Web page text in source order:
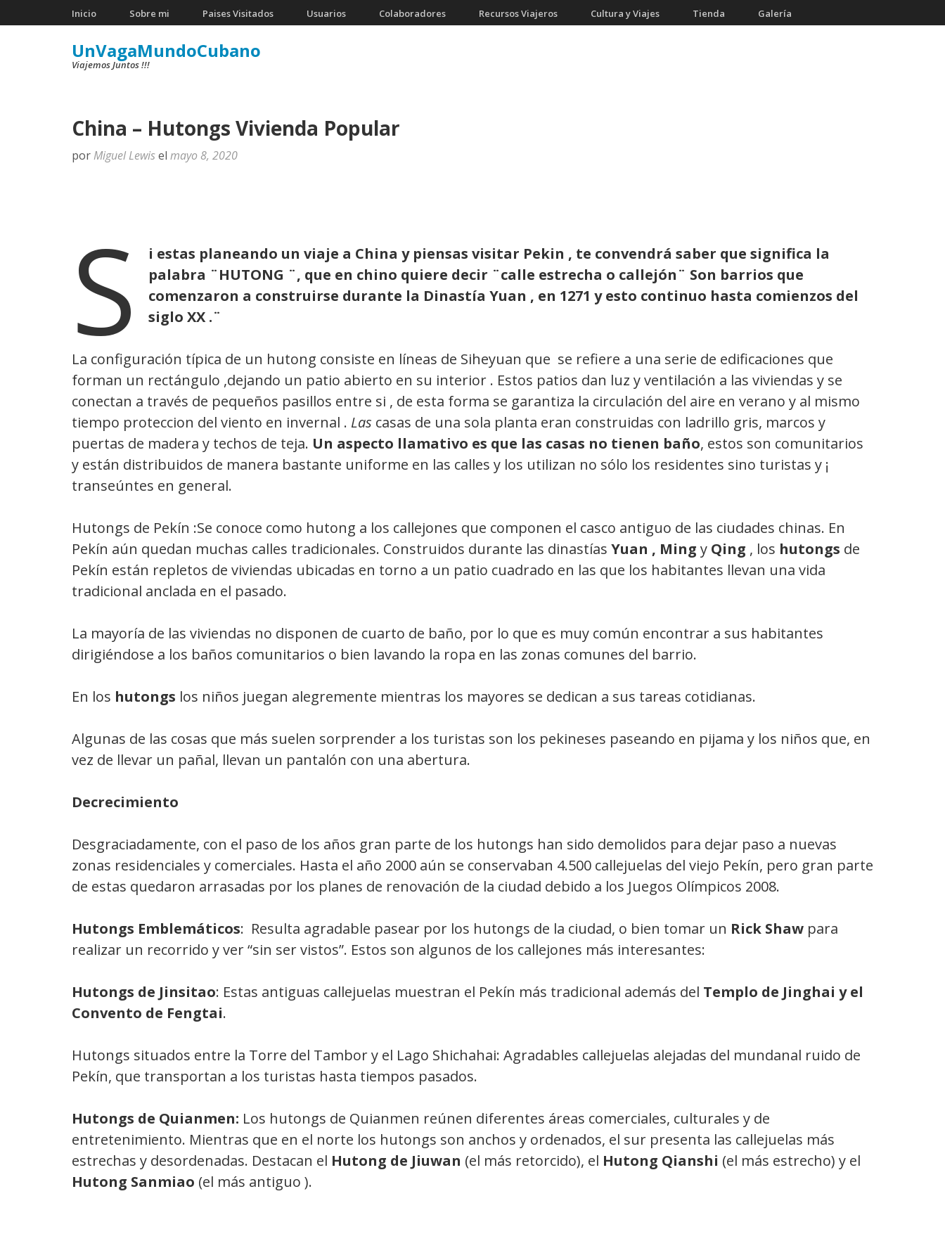
al
Inicio Sobre mi Paises Visitados Usuarios Colaboradores Recursos Viajeros Cultura y Viajes Tienda Galería
UnVagaMundoCubano
Viajemos Juntos !!!
China – Hutongs Vivienda Popular
porMiguel Lewisel mayo 8, 2020
S
i estas planeando un viaje a China y piensas visitar Pekin , te convendrá saber que significa la
palabra ¨HUTONG ¨, que en chino quiere decir ¨calle estrecha o callejón¨ Son barrios que
comenzaron a construirse durante la Dinastía Yuan , en 1271 y esto continuo hasta comienzos del
siglo XX .¨
La configuración típica de un hutong consiste en líneas de Siheyuan que se refiere a una serie de edificaciones que
forman un rectángulo ,dejando un patio abierto en su interior . Estos patios dan luz y ventilación a las viviendas y se
conectan a través de pequeños pasillos entre si , de esta forma se garantiza la circulación del aire en verano y al mismo
tiempo proteccion del viento en invernal . Las casas de una sola planta eran construidas con ladrillo gris, marcos y
puertas de madera y techos de teja. Un aspecto llamativo es que las casas no tienen baño, estos son comunitarios
y están distribuidos de manera bastante uniforme en las calles y los utilizan no sólo los residentes sino turistas y ¡
transeúntes en general.
Hutongs de Pekín :Se conoce como hutong a los callejones que componen el casco antiguo de las ciudades chinas. En
Pekín aún quedan muchas calles tradicionales. Construidos durante las dinastías Yuan , Ming y Qing , los hutongs de
Pekín están repletos de viviendas ubicadas en torno a un patio cuadrado en las que los habitantes llevan una vida
tradicional anclada en el pasado.
La mayoría de las viviendas no disponen de cuarto de baño, por lo que es muy común encontrar a sus habitantes
dirigiéndose a los baños comunitarios o bien lavando la ropa en las zonas comunes del barrio.
En los hutongs los niños juegan alegremente mientras los mayores se dedican a sus tareas cotidianas.
Algunas de las cosas que más suelen sorprender a los turistas son los pekineses paseando en pijama y los niños que, en
vez de llevar un pañal, llevan un pantalón con una abertura.
Decrecimiento
Desgraciadamente, con el paso de los años gran parte de los hutongs han sido demolidos para dejar paso a nuevas
zonas residenciales y comerciales. Hasta el año 2000 aún se conservaban 4.500 callejuelas del viejo Pekín, pero gran parte
de estas quedaron arrasadas por los planes de renovación de la ciudad debido a los Juegos Olímpicos 2008.
Hutongs Emblemáticos: Resulta agradable pasear por los hutongs de la ciudad, o bien tomar un Rick Shaw para
realizar un recorrido y ver “sin ser vistos”. Estos son algunos de los callejones más interesantes:
Hutongs de Jinsitao: Estas antiguas callejuelas muestran el Pekín más tradicional además del Templo de Jinghai y el
Convento de Fengtai.
Hutongs situados entre la Torre del Tambor y el Lago Shichahai: Agradables callejuelas alejadas del mundanal ruido de
Pekín, que transportan a los turistas hasta tiempos pasados.
Hutongs de Quianmen: Los hutongs de Quianmen reúnen diferentes áreas comerciales, culturales y de
entretenimiento. Mientras que en el norte los hutongs son anchos y ordenados, el sur presenta las callejuelas más
estrechas y desordenadas. Destacan el Hutong de Jiuwan (el más retorcido), el Hutong Qianshi (el más estrecho) y el
Hutong Sanmiao (el más antiguo ).